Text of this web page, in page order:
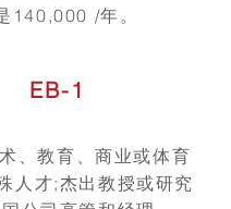
140,000 /年。
EB-1
、教育、商业或体育
人才;杰出教授或研究